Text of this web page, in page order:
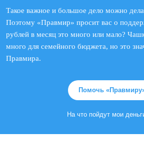
Такое важное и большое дело можно
Поэтому «Правмир» просит вас о
рублей в месяц это много или мало?
много для семейного бюджета, но это
Правмира.
Помочь
На что пойдут мои